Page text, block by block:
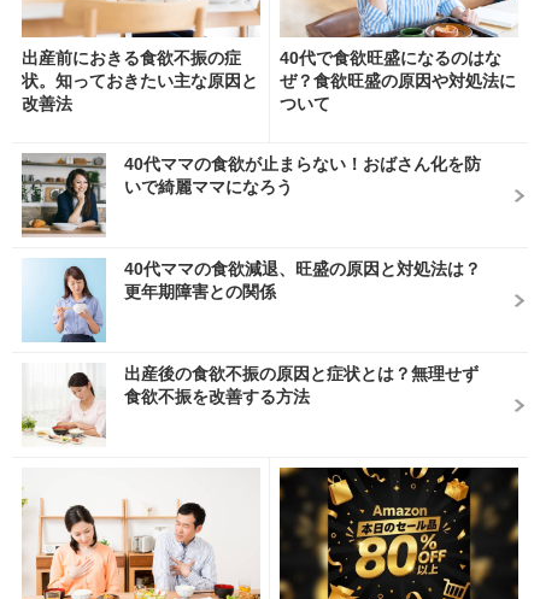
出産前におきる食欲不振の症
状。知っておきたい主な原因と
改善法
40代で食欲旺盛になるのはな
ぜ？食欲旺盛の原因や対処法に
ついて
40代ママの食欲が止まらない！おばさん化を防
いで綺麗ママになろう
40代ママの食欲減退、旺盛の原因と対処法は？
更年期障害との関係
出産後の食欲不振の原因と症状とは？無理せず
食欲不振を改善する方法